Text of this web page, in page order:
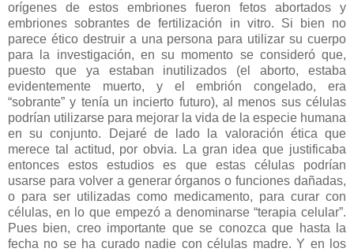
orígenes de estos embriones fueron fetos abortados y
embriones sobrantes de fertilización in vitro. Si bien no
parece ético destruir a una persona para utilizar su cuerpo
para la investigación, en su momento se consideró que,
puesto que ya estaban inutilizados (el aborto, estaba
evidentemente muerto, y el embrión congelado, era
“sobrante” y tenía un incierto futuro), al menos sus células
podrían utilizarse para mejorar la vida de la especie humana
en su conjunto. Dejaré de lado la valoración ética que
merece tal actitud, por obvia. La gran idea que justificaba
entonces estos estudios es que estas células podrían
usarse para volver a generar órganos o funciones dañadas,
o para ser utilizadas como medicamento, para curar con
células, en lo que empezó a denominarse “terapia celular”.
Pues bien, creo importante que se conozca que hasta la
fecha no se ha curado nadie con células madre. Y en los